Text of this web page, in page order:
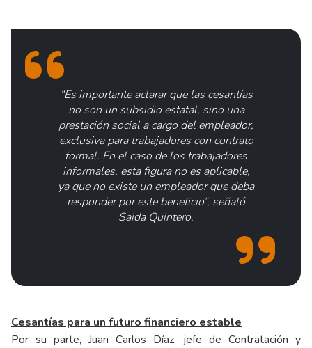
“Es importante aclarar que las cesantías
no son un subsidio estatal, sino una
prestación social a cargo del empleador,
exclusiva para trabajadores con contrato
formal. En el caso de los trabajadores
informales, esta figura no es aplicable,
ya que no existe un empleador que deba
responder por este beneficio”, señaló
Saida Quintero.
Cesantías para un futuro financiero estable
Por su parte, Juan Carlos Díaz, jefe de Contratación y